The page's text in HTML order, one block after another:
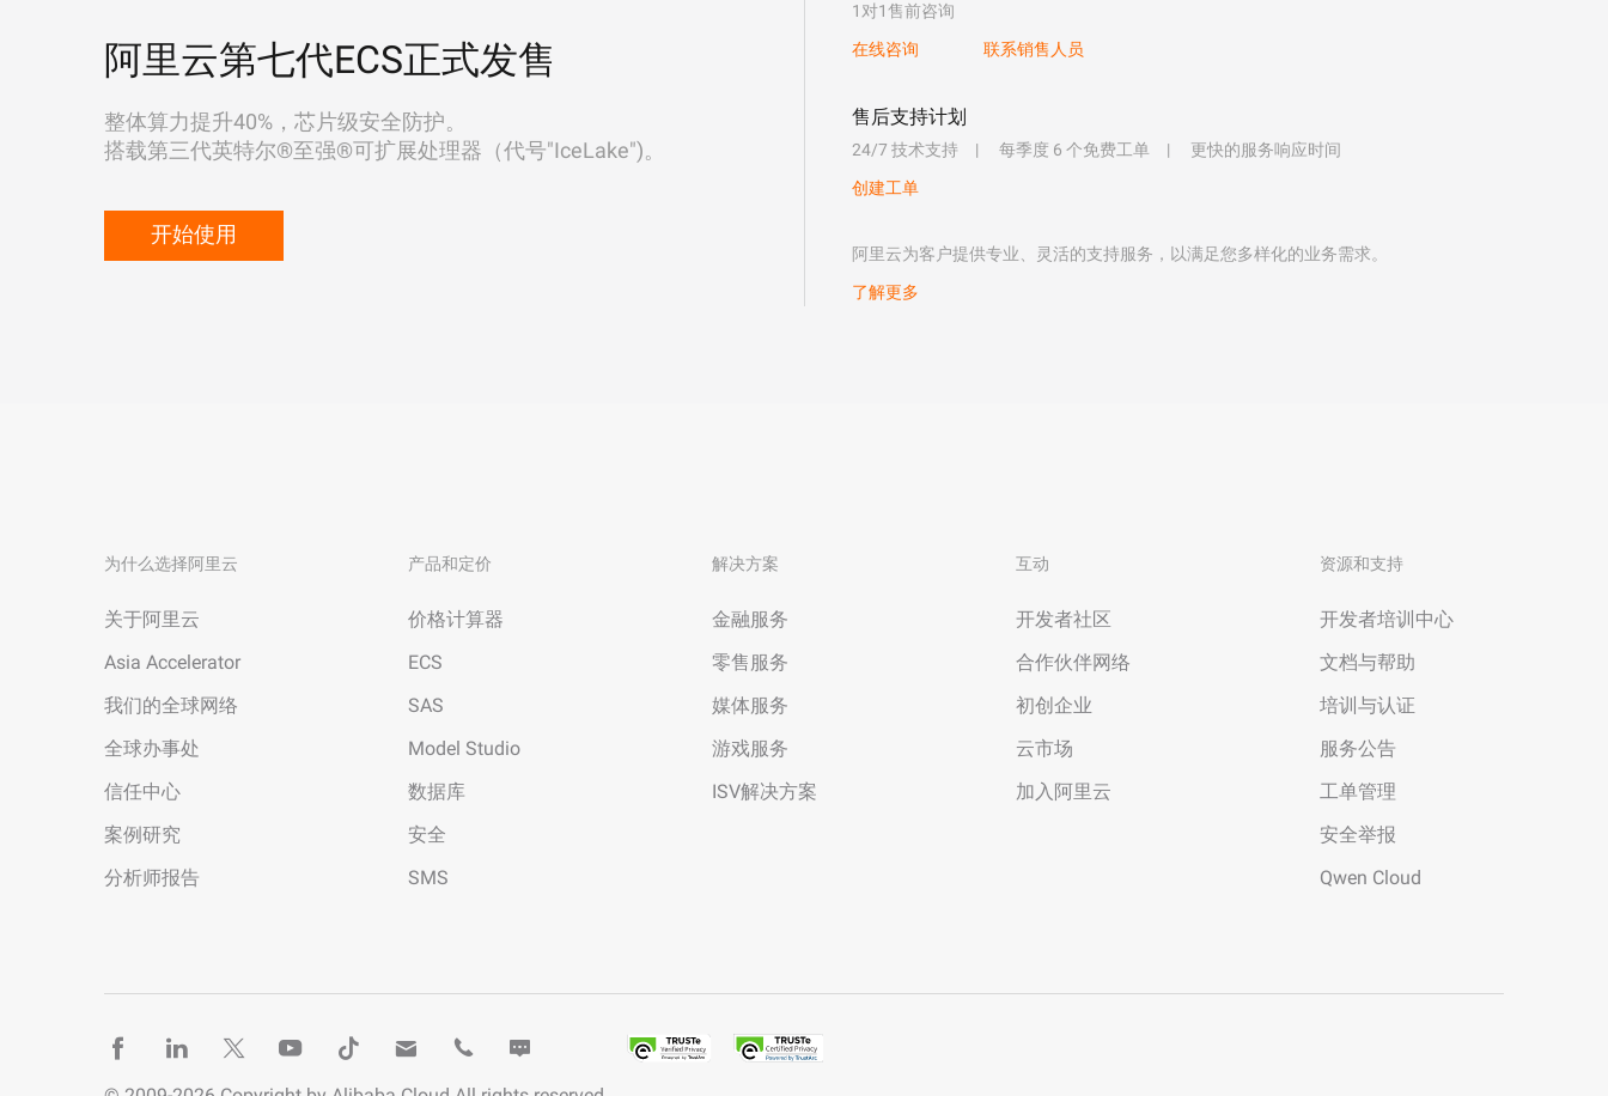
阿里云第七代ECS正式发售
整体算力提升40%，芯片级安全防护。
搭载第三代英特尔®至强®可扩展处理器（代号"IceLake")。
开始使用
1对1售前咨询
在线咨询
联系销售人员
售后支持计划
24/7 技术支持 每季度 6 个免费工单
更快的服务响应时间
创建工单
阿里云为客户提供专业、灵活的支持服务，以满足您多样化的业务需求。
了解更多
为什么选择阿里云
关于阿里云
Asia Accelerator
我们的全球网络
全球办事处
信任中心
案例研究
分析师报告
产品和定价
价格计算器
ECS
SAS
Model Studio
数据库
安全
SMS
解决方案
金融服务
零售服务
媒体服务
游戏服务
ISV解决方案
互动
开发者社区
合作伙伴网络
初创企业
云市场
加入阿里云
资源和支持
开发者培训中心
文档与帮助
培训与认证
服务公告
工单管理
安全举报
Qwen Cloud